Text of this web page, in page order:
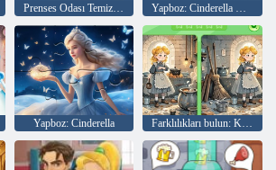
Prenses Odası Temizliği Yapboz: Cinderella Dönüşümleri
Yapboz: Cinderella